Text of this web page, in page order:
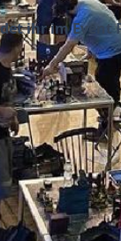
ihr imEvent